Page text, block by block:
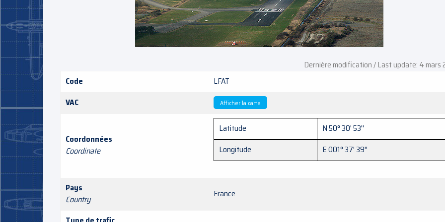
Dernière modification / Last update: 4 mars
Code
LFAT
VAC
Afficher la carte
Coordonnées
Coordinate
Latitude
N 50° 30' 53''
Longitude
E 001° 37' 39''
Pays
Country
France